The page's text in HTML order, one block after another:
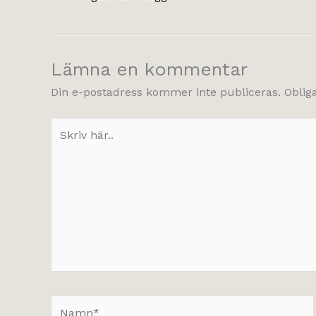
Lämna en kommentar
Din e-postadress kommer inte publiceras.
här..